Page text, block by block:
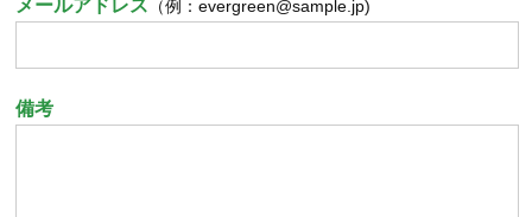
メールアドレス （例：evergreen@sample.jp)
備考